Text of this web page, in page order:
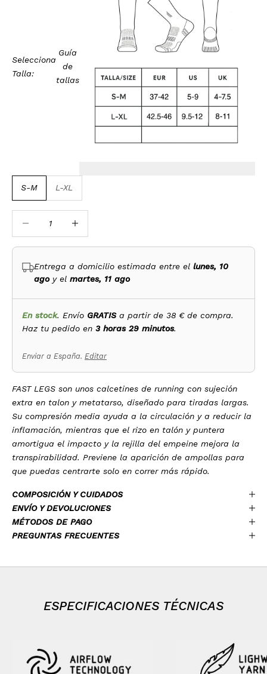
Selecciona
Talla:
Guía
de
tallas
S-M L-XL
Entrega a domicilio estimada entre el lunes, 10
agoy el martes, 11 ago
En stock. Envío GRATISa partir de 38 € de compra.
Haz tu pedido en 3 horas 29 minutos.
Enviar a España. Editar
FAST LEGS son unos calcetines de running con sujeción
extra en talon y metatarso, diseñado para tiradas largas.
Su compresión media ayuda a la circulación y a reducir la
inflamación, mientras que el rizo en talón y puntera
amortigua el impacto y la rejilla del empeine mejora la
transpirabilidad. Previene la aparición de ampollas para
que puedas centrarte solo en correr más rápido.
COMPOSICIÓN Y CUIDADOS
ENVÍO Y DEVOLUCIONES
MÉTODOS DE PAGO
PREGUNTAS FRECUENTES
ESPECIFICACIONES TÉCNICAS